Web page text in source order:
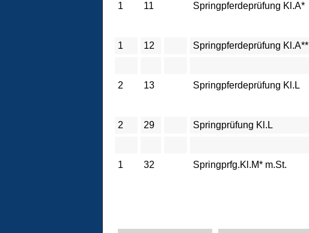
1
11 Springpferdeprüfung Kl.A*
1
12 Springpferdeprüfung Kl.A**
2
13 Springpferdeprüfung Kl.L
2
29 Springprüfung Kl.L
1
32 Springprfg.Kl.M* m.St.